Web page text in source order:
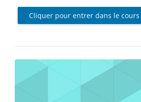
Cliquer pour entrer dans le cours